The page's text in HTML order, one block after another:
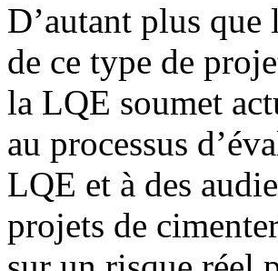
D’autant plus
de ce type de
la LQE soumet
au processus
LQE et à des
projets de